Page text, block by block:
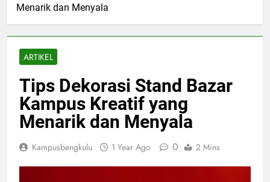
Menarik dan Menyala
ARTIKEL
Tips Dekorasi Stand Bazar
Kampus Kreatif yang
Menarik dan Menyala
Kampusbengkulu 1 Year Ago 0 2 Mins